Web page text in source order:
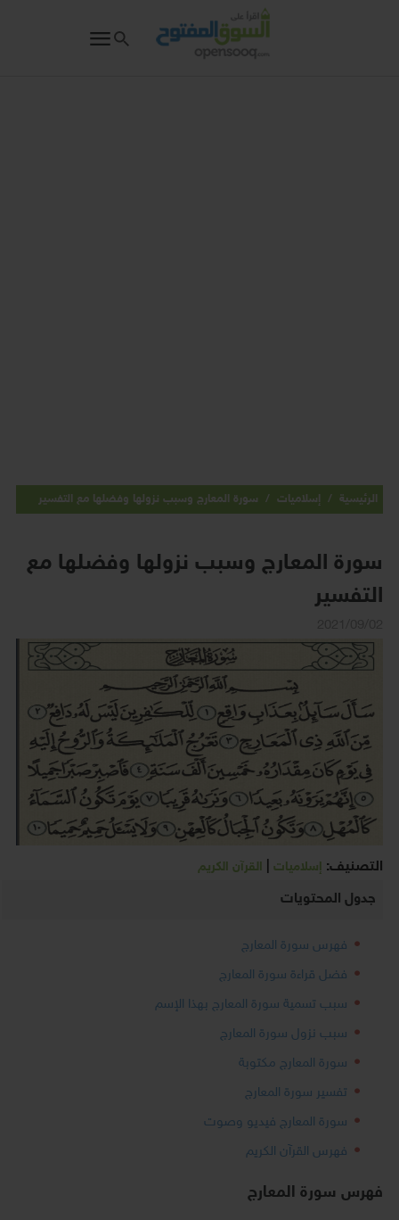
الرئيسية / إسلاميات / سورة المعارج وسبب نزولها وفضلها مع التفسير
سورة المعارج وسبب نزولها وفضلها مع
التفسير
التصنيف: إسلاميات| القرآن الكريم
جدول المحتويات
فهرس سورة المعارج
فضل قراءة سورة المعارج
سبب تسمية سورة المعارج بهذا الإسم
سبب نزول سورة المعارج
سورة المعارج مكتوبة
تفسير سورة المعارج
سورة المعارج فيديو وصوت
فهرس القرآن الكريم
فهرس سورة المعارج